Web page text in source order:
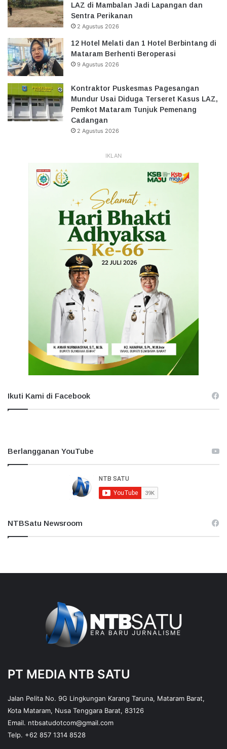
LAZ di Mambalan Jadi Lapangan dan
Sentra Perikanan
2 Agustus 2026
12 Hotel Melati dan 1 Hotel Berbintang di
Mataram Berhenti Beroperasi
9 Agustus 2026
Kontraktor Puskesmas Pagesangan
Mundur Usai Diduga Terseret Kasus LAZ,
Pemkot Mataram Tunjuk Pemenang
Cadangan
2 Agustus 2026
IKLAN
Ikuti Kami di Facebook
Berlangganan YouTube
NTBSatu Newsroom
PT MEDIA NTB SATU
Jalan Pelita No. 9G Lingkungan Karang Taruna, Mataram Barat,
Kota Mataram, Nusa Tenggara Barat, 83126
Email. ntbsatudotcom@gmail.com
Telp. +62 857 1314 8528